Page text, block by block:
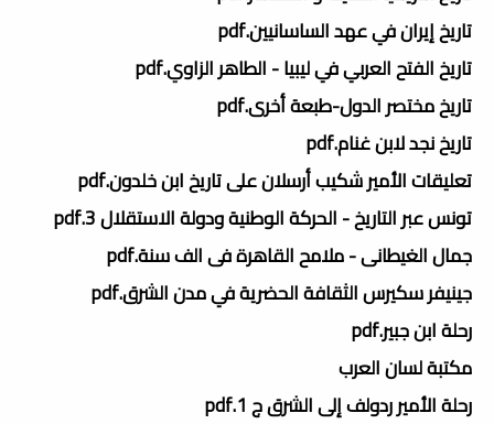
تاريخ إيران في عهد الساسانيين.pdf
تاريخ الفتح العربي في ليبيا - الطاهر الزاوي.pdf
تاريخ مختصر الدول-طبعة أخرى.pdf
تاريخ نجد لابن غنام.pdf
تعليقات الأمير شكيب أرسلان على تاريخ ابن خلدون.pdf
تونس عبر التاريخ - الحركة الوطنية ودولة الاستقلال 3.pdf
جمال الغيطانى - ملامح القاهرة فى الف سنة.pdf
جينيفر سكيرس الثقافة الحضرية في مدن الشرق.pdf
رحلة ابن جبير.pdf
مكتبة لسان العرب
رحلة الأمير ردولف إلى الشرق ج 1.pdf